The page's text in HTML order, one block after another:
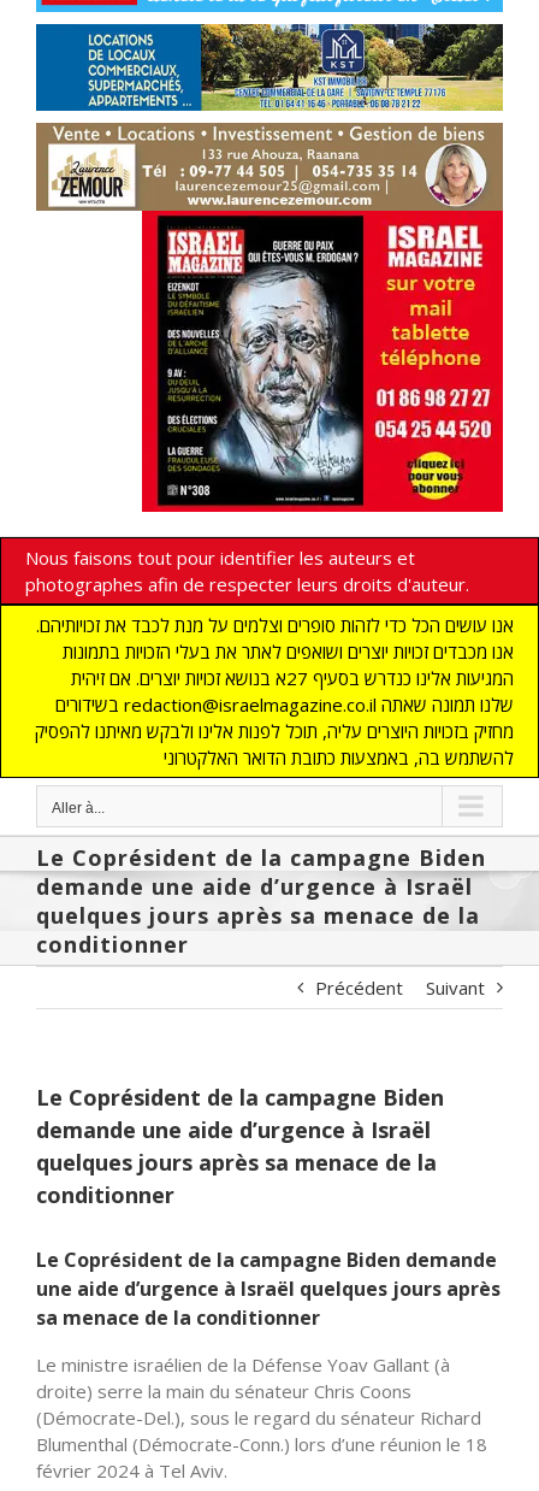
Nous faisons tout pour identifier les auteurs et
photographes afin de respecter leurs droits d'auteur.
אנו עושים הכל כדי לזהות סופרים וצלמים על מנת לכבד את זכויותיהם.
אנו מכבדים זכויות יוצרים ושואפים לאתר את בעלי הזכויות בתמונות
המגיעות אלינו כנדרש בסעיף 27א בנושא זכויות יוצרים. אם זיהית
בשידורים redaction@israelmagazine.co.il שלנו תמונה שאתה
מחזיק בזכויות היוצרים עליה, תוכל לפנות אלינו ולבקש מאיתנו להפסיק
להשתמש בה, באמצעות כתובת הדואר האלקטרוני
Aller à...
Le Coprésident de la campagne Biden
demande une aide d’urgence à Israël
quelques jours après sa menace de la
conditionner
Précédent Suivant
Le Coprésident de la campagne Biden
demande une aide d’urgence à Israël
quelques jours après sa menace de la
conditionner
Le Coprésident de la campagne Biden demande
une aide d’urgence à Israël quelques jours après
sa menace de la conditionner
Le ministre israélien de la Défense Yoav Gallant (à
droite) serre la main du sénateur Chris Coons
(Démocrate-Del.), sous le regard du sénateur Richard
Blumenthal (Démocrate-Conn.) lors d’une réunion le 18
février 2024 à Tel Aviv.